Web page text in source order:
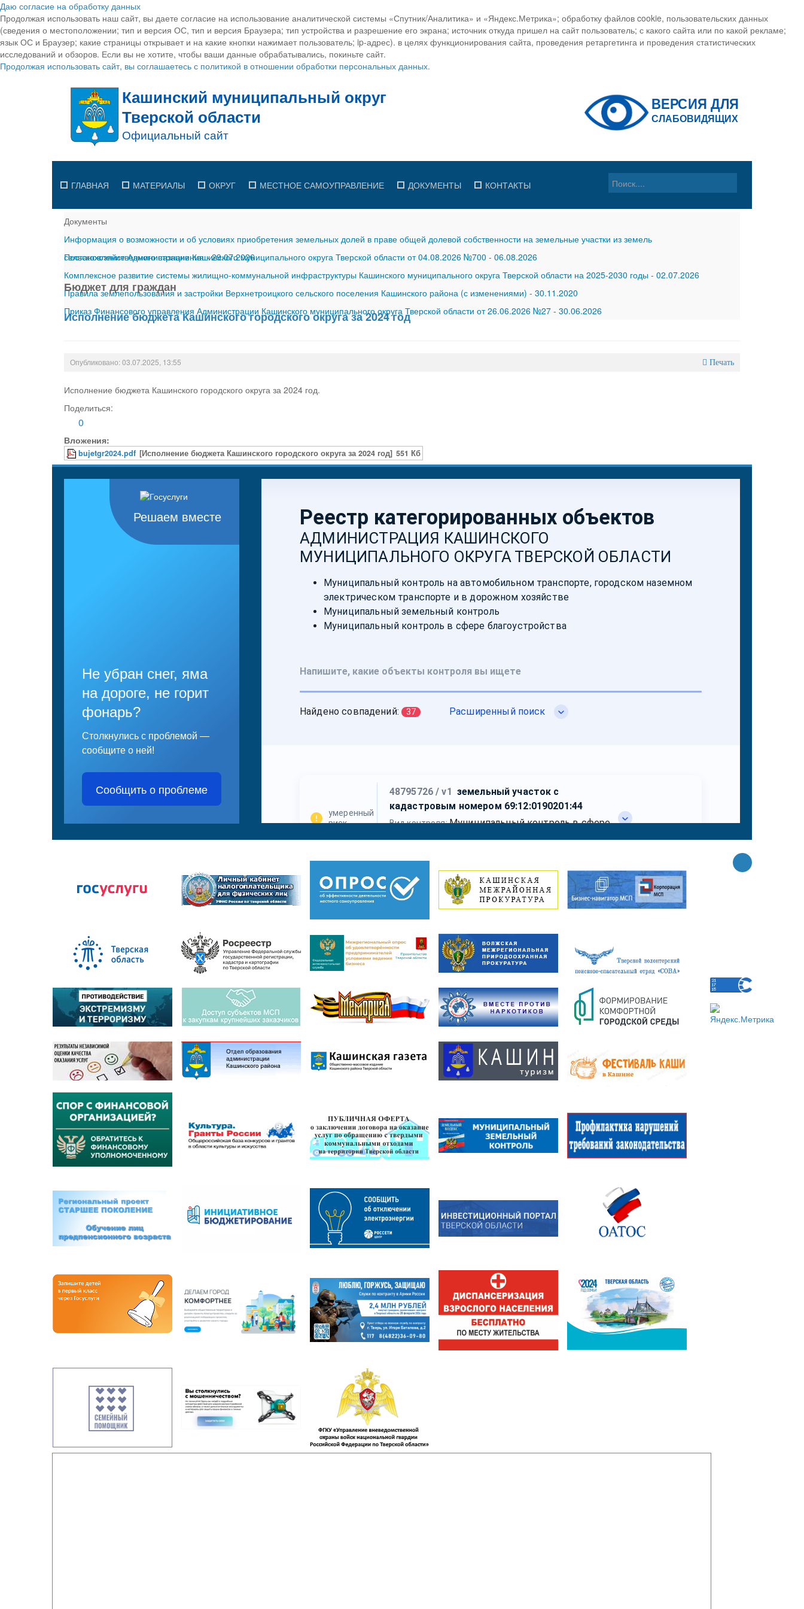
Даю согласие на обработку данных
Продолжая использовать наш сайт, вы даете согласие на использование аналитической системы «Спутник/Аналитика» и «Яндекс.Метрика»; обработку файлов cookie, пользовательских данных
(сведения о местоположении; тип и версия ОС, тип и версия Браузера; тип устройства и разрешение его экрана; источник откуда пришел на сайт пользователь; с какого сайта или по какой рекламе;
язык ОС и Браузер; какие страницы открывает и на какие кнопки нажимает пользователь; ip-адрес). в целях функционирования сайта, проведения ретаргетинга и проведения статистических
исследований и обзоров. Если вы не хотите, чтобы ваши данные обрабатывались, покиньте сайт.
Продолжая использовать сайт, вы соглашаетесь с политикой в отношении обработки персональных данных.
ГЛАВНАЯ МАТЕРИАЛЫ ОКРУГ МЕСТНОЕ САМОУПРАВЛЕНИЕ ДОКУМЕНТЫ КОНТАКТЫ
Документы
Информация о возможности и об условиях приобретения земельных долей в праве общей долевой собственности на земельные участки из земель
сельскохозяйственного назначения-29.07.2026
Постановление Администрации Кашинского муниципального округа Тверской области от 04.08.2026 №700 - 06.08.2026
Комплексное развитие системы жилищно-коммунальной инфраструктуры Кашинского муниципального округа Тверской области на 2025-2030 годы - 02.07.2026
Правила землепользования и застройки Верхнетроицкого сельского поселения Кашинского района (с изменениями) - 30.11.2020
Приказ Финансового управления Администрации Кашинского муниципального округа Тверской области от 26.06.2026 №27 - 30.06.2026
Бюджет для граждан
Исполнение бюджета Кашинского городского округа за 2024 год
Опубликовано: 03.07.2025, 13:55 Печать
Исполнение бюджета Кашинского городского округа за 2024 год.
Поделиться:
0
Вложения:
bujetgr2024.pdf [Исполнение бюджета Кашинского городского округа за 2024 год] 551 Кб
Решаем вместе
Не убран снег, яма
на дороге, не горит
фонарь?
Столкнулись с проблемой —
сообщите о ней!
Сообщить о проблеме